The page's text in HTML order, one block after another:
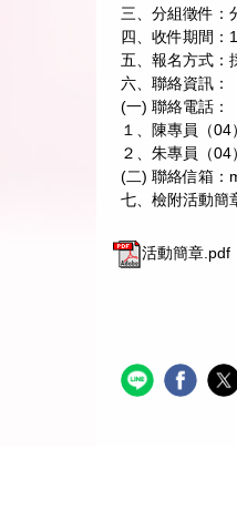
三、分組徵件：
四、收件期間：
五、報名方式：
六、聯絡資訊：
(一) 聯絡電話：
１、陳專員（04
２、朱專員（04
(二) 聯絡信箱：
七、檢附活動簡
活動簡章.pdf